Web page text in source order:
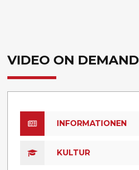
VIDEO ON DEMAND
INFORMATIONEN
KULTUR